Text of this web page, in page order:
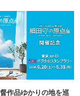
作品ゆかりの地を巡